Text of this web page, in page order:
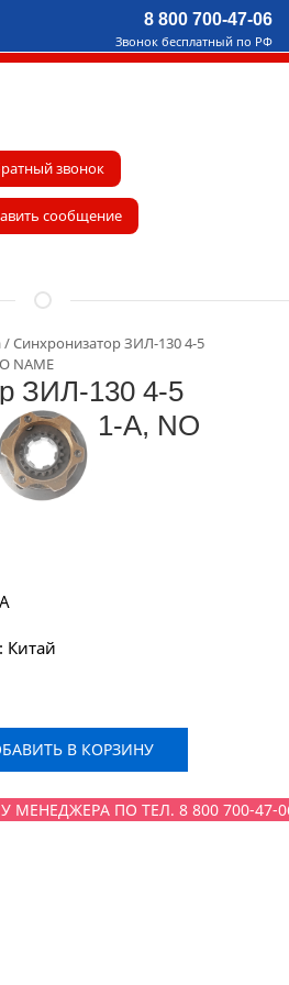
8 800 700-47-06
Звонок бесплатный по РФ
звонок
сообщение
Синхронизатор ЗИЛ-130 4-5
NAME
ЗИЛ-130 4-5
А, NO
Китай
В КОРЗИНУ
МЕНЕДЖЕРА ПО ТЕЛ. 8 800 700-47-